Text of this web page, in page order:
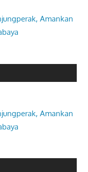
Amankan
Amankan